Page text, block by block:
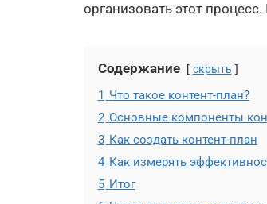
организовать этот
Содержание скрыть
1 Что такое контент-план?
2 Основные компоненты
3 Как создать контент-план
4 Как измерять
5 Итог